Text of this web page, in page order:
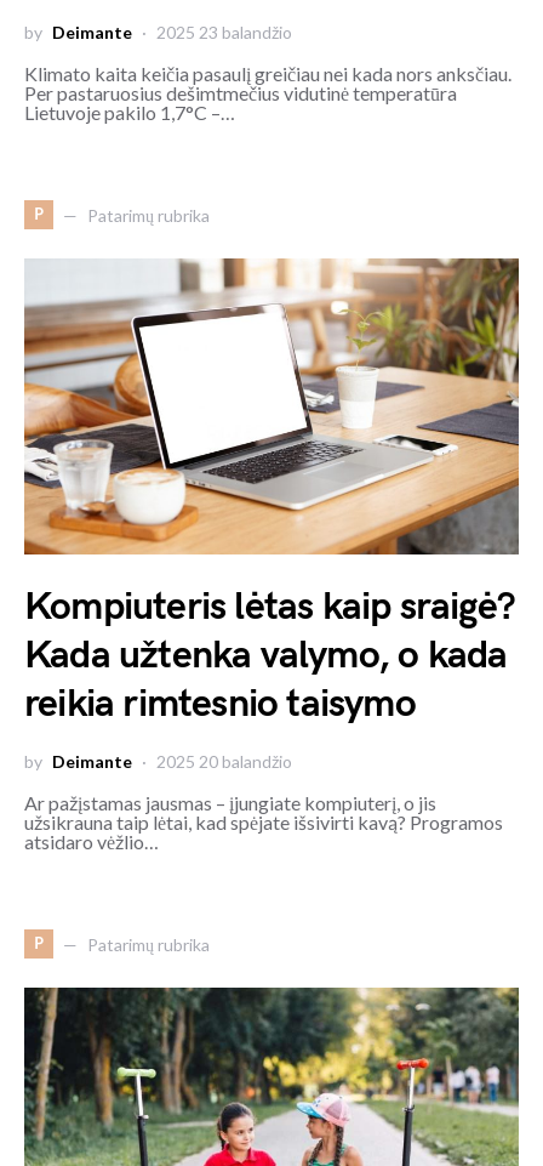
by Deimante 2025 23 balandžio
Klimato kaita keičia pasaulį greičiau nei kada nors anksčiau.
Per pastaruosius dešimtmečius vidutinė temperatūra
Lietuvoje pakilo 1,7°C –…
P Patarimų rubrika
Kompiuteris lėtas kaip sraigė?
Kada užtenka valymo, o kada
reikia rimtesnio taisymo
by Deimante 2025 20 balandžio
Ar pažįstamas jausmas – įjungiate kompiuterį, o jis
užsikrauna taip lėtai, kad spėjate išsivirti kavą? Programos
atsidaro vėžlio…
P Patarimų rubrika